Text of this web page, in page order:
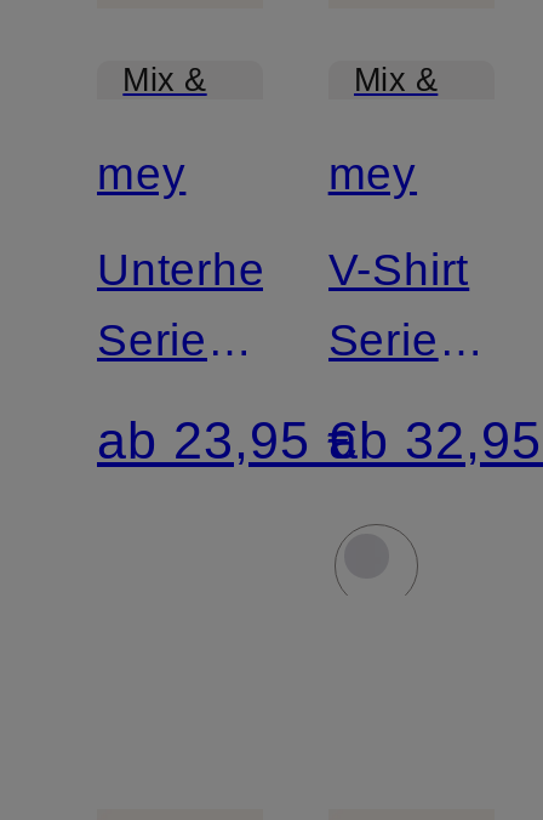
Mix &
mey
Unterhemd
Serie
SOFTWARE
ab 23,95 €
Mix &
mey
V-Shirt
Serie
ab